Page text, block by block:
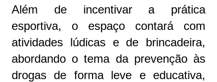
Além de incentivar a prática
esportiva, o espaço contará com
atividades lúdicas e de brincadeira,
abordando o tema da prevenção às
drogas de forma leve e educativa,